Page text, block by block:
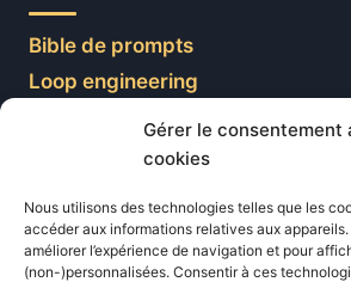
Gérer le consentement
cookies
Nous utilisons des technologies telles que les
accéder aux informations relatives aux
améliorer l’expérience de navigation et pour
(non-)personnalisées. Consentir à ces
Bible de prompts
Loop engineering
Prompt engineering
EDITORIAL
Blog